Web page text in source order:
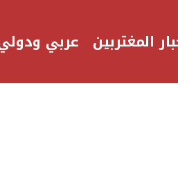
المغتربين عربي